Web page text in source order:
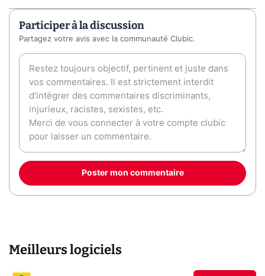
Participer à la discussion
Partagez votre avis avec la communauté Clubic.
Poster mon commentaire
Meilleurs logiciels